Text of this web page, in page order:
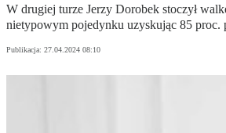
W drugiej turze Jerzy Dorobek stoczył
nietypowym pojedynku uzyskując 85 proc.
Publikacja: 27.04.2024 08:10